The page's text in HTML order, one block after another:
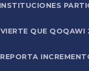
QUE